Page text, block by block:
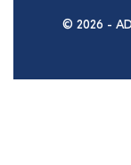
© 2026 -